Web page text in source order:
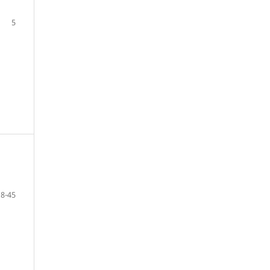
5
8-45